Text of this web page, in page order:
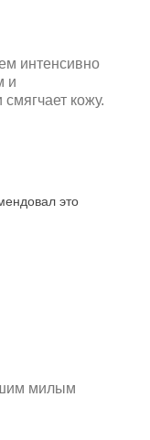
интенсивно
и
кожу.
это
милым